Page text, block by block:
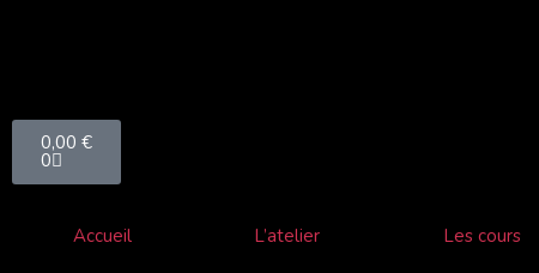
0,00 €
0
Panier
Accueil L’atelier Les cours